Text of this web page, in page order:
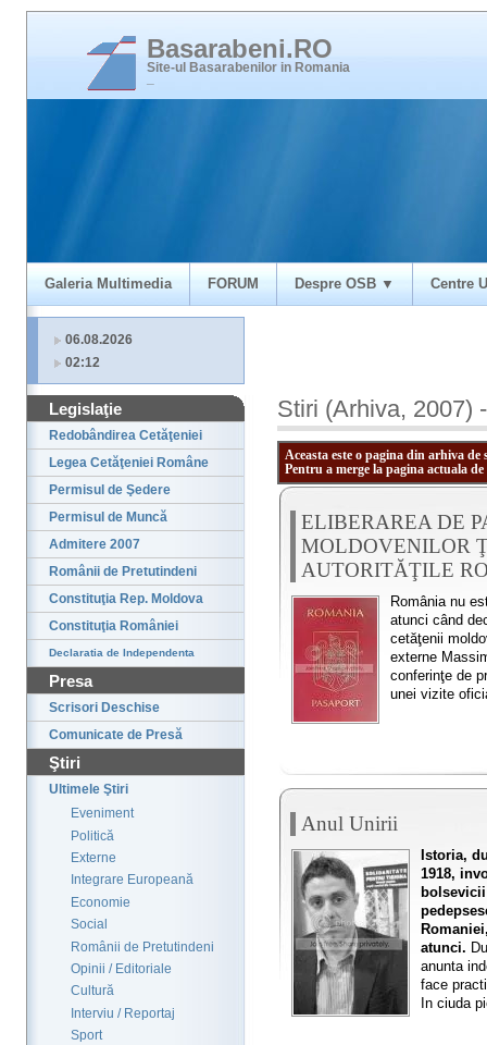
Basarabeni.RO
Site-ul Basarabenilor in Romania
Galeria Multimedia FORUM Despre OSB ▼ Centre
06.08.2026
02:12
Legislaţie
Redobândirea Cetăţeniei
Legea Cetăţeniei Române
Permisul de Şedere
Permisul de Muncă
Admitere 2007
Românii de Pretutindeni
Constituţia Rep. Moldova
Constituţia României
Declaratia de Independenta
Presa
Scrisori Deschise
Comunicate de Presă
Ştiri
Ultimele Ştiri
Eveniment
Politică
Externe
Integrare Europeană
Economie
Social
Românii de Pretutindeni
Opinii / Editoriale
Cultură
Interviu / Reportaj
Sport
Stiri (Arhiva, 2007)
Aceasta este o pagina din arhiva
Pentru a merge la pagina actuala
ELIBERAREA DE
MOLDOVENILOR
AUTORITĂŢILE
România nu
atunci când
cetăţenii
externe
conferinţe de
unei vizite
Anul Unirii
Istoria,
1918,
bolsevicii
atunci.
anunta
face
In ciuda